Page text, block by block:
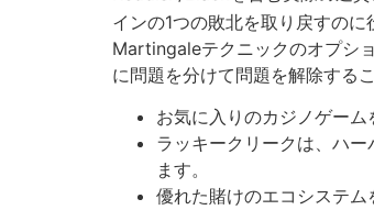
インの1つの敗北を取り戻すの
Martingaleテクニックのオプシ
に問題を分けて問題を解除する
お気に入りのカジノゲー
ラッキークリークは、ハ
ます。
優れた賭けのエコシステ